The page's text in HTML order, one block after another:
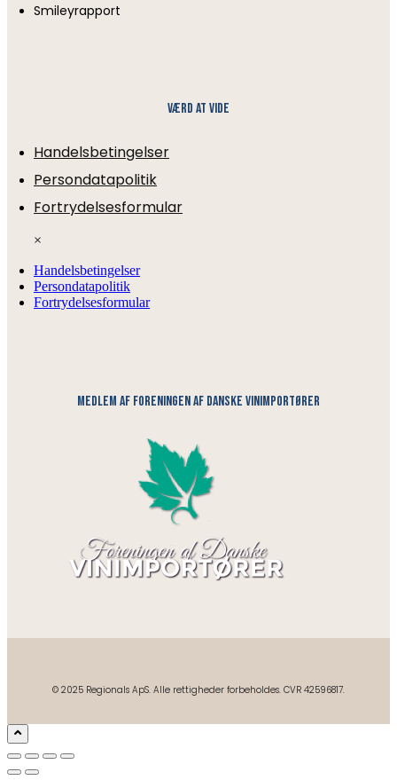
Smileyrapport
Værd at vide
Handelsbetingelser
Persondatapolitik
Fortrydelsesformular
×
Handelsbetingelser
Persondatapolitik
Fortrydelsesformular
medlem af foreningen af danske vinimportører
© 2025 Regionals ApS. Alle rettigheder forbeholdes. CVR 42596817.